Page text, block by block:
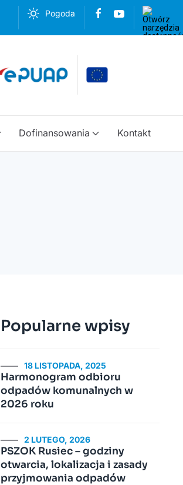
Pogoda
Dofinansowania Kontakt
Popularne wpisy
18 LISTOPADA, 2025
Harmonogram odbioru
odpadów komunalnych w
2026 roku
2 LUTEGO, 2026
PSZOK Rusiec – godziny
otwarcia, lokalizacja i zasady
przyjmowania odpadów